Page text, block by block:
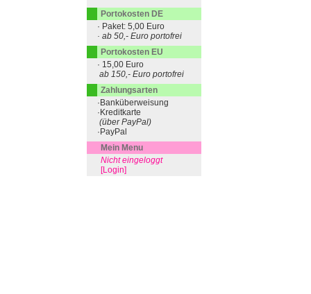
Portokosten DE
· Paket: 5,00 Euro
· ab 50,- Euro portofrei
Portokosten EU
· 15,00 Euro
ab 150,- Euro portofrei
Zahlungsarten
·Banküberweisung
·Kreditkarte
(über PayPal)
·PayPal
Mein Menu
Nicht eingeloggt
[Login]